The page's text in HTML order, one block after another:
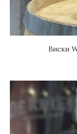
Виски